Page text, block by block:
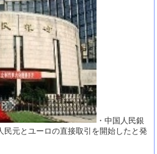
・中国人民銀
民元とユーロの直接取引を開始したと発